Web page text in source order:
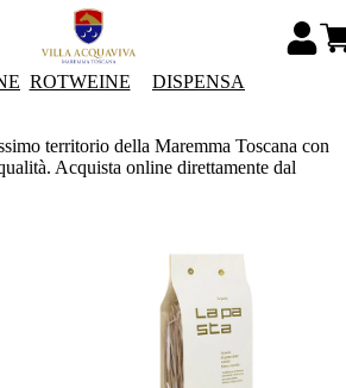
ROTWEINE DISPENSA
territorio della Maremma Toscana con
Acquista online direttamente dal